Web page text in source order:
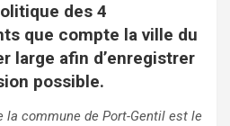
des 4
que compte la ville du
large afin d’enregistrer
possible.
la commune de Port-Gentil est le